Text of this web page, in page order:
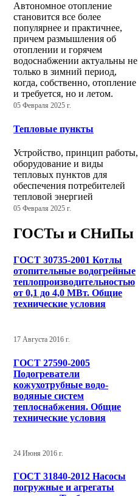
Автономное отопление
становится все более
популярнее и практичнее,
причем размышления об
отоплении и горячем
водоснабжении актуальны не
только в зимний период,
когда, собственно, отопление
и требуется, но и летом.
05 Февраля 2025 г.
Тепловые пункты
Устройство, принцип работы,
оборудование и виды
тепловых пунктов для
обеспечения потребителей
тепловой энергией
05 Февраля 2025 г.
ГОСТы и СНиПы
ГОСТ 30735-2001 Котлы
отопительные водогрейные
теплопроизводительностью
от 0,1 до 4,0 МВт. Общие
технические условия
17 Августа 2016 г.
ГОСТ 27590-2005
Подогреватели
кожухотрубные водо-
водяные систем
теплоснабжения. Общие
технические условия
24 Июня 2016 г.
ГОСТ 31840-2012 Насосы
погружные и агрегаты